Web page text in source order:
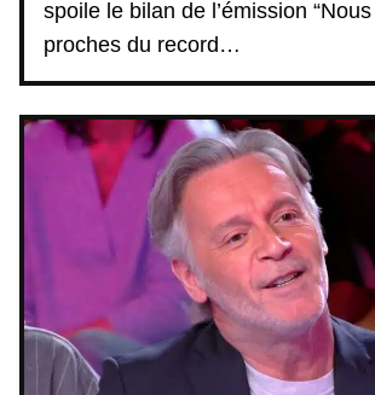
spoile le bilan de l’émission
proches du record…